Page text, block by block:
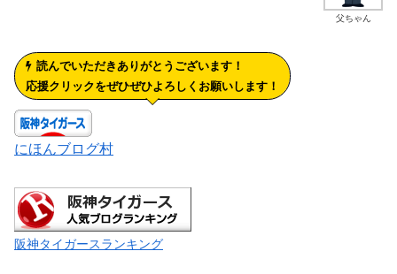
父ちゃん
読んでいただきありがとうございます！
応援クリックをぜひぜひよろしくお願いします！
にほんブログ村
阪神タイガースランキング